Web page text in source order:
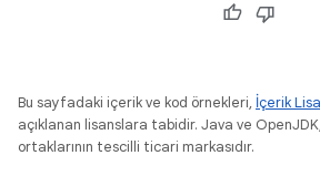
Bu sayfadaki içerik ve kod örnekleri, İçerik
açıklanan lisanslara tabidir. Java ve
ortaklarının tescilli ticari markasıdır.